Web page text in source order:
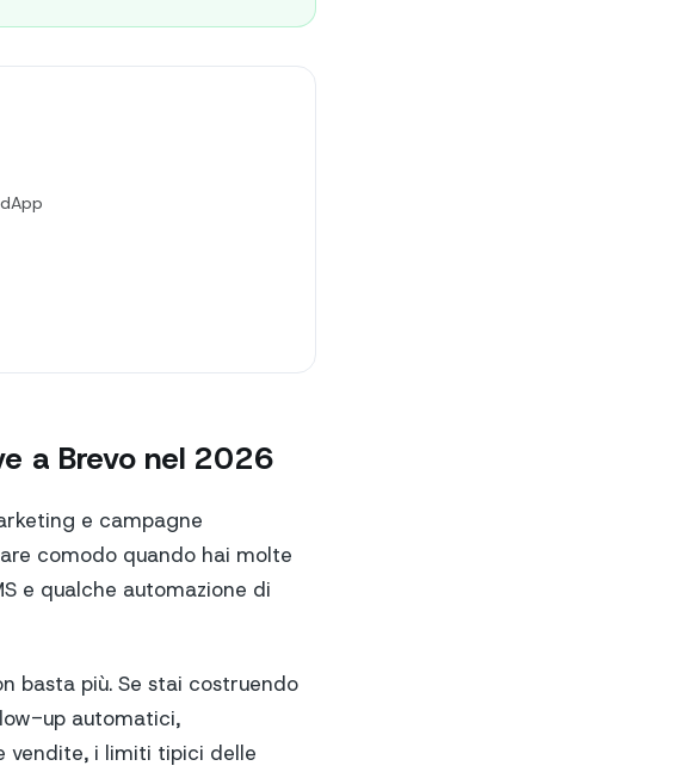
a Brevo nel 2026
e campagne
comodo quando hai molte
e qualche automazione di
basta più. Se stai costruendo
up automatici,
vendite, i limiti tipici delle